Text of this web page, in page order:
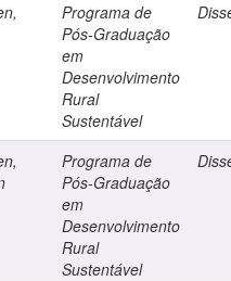
Programa de
Pós-Graduação
em
Desenvolvimento
Rural
Sustentável
Programa de
Pós-Graduação
em
Desenvolvimento
Rural
Sustentável